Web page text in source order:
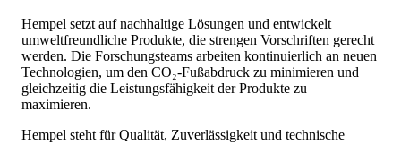
Hempel setzt auf nachhaltige Lösungen und entwickelt
umweltfreundliche Produkte, die strengen Vorschriften gerecht
werden. Die Forschungsteams arbeiten kontinuierlich an neuen
Technologien, um den CO₂-Fußabdruck zu minimieren und
gleichzeitig die Leistungsfähigkeit der Produkte zu
maximieren.
Hempel steht für Qualität, Zuverlässigkeit und technische